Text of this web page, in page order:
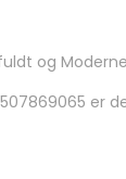
og